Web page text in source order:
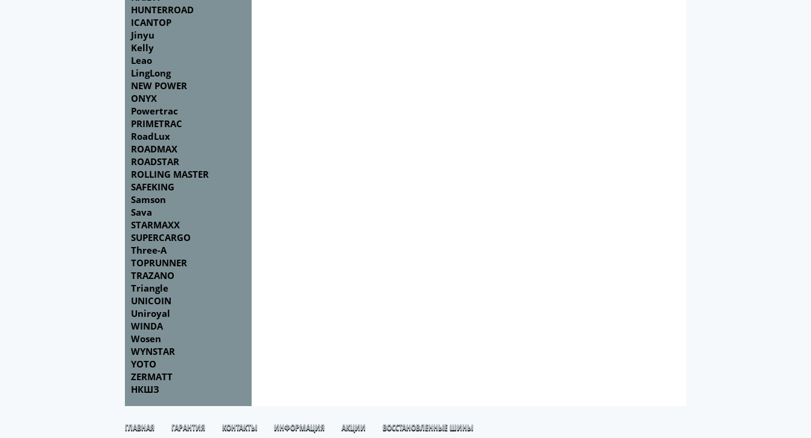
HUNTERROAD
ICANTOP
Jinyu
Kelly
Leao
LingLong
NEW POWER
ONYX
Powertrac
PRIMETRAC
RoadLux
ROADMAX
ROADSTAR
ROLLING MASTER
SAFEKING
Samson
Sava
STARMAXX
SUPERCARGO
Three-A
TOPRUNNER
TRAZANO
Triangle
UNICOIN
Uniroyal
WINDA
Wosen
WYNSTAR
YOTO
ZERMATT
НКШЗ
ГЛАВНАЯ ГАРАНТИЯ КОНТАКТЫ ИНФОРМАЦИЯ АКЦИИ ВОССТАНОВЛЕННЫЕ ШИНЫ